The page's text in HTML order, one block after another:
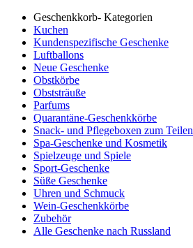
Geschenkkorb- Kategorien
Kuchen
Kundenspezifische Geschenke
Luftballons
Neue Geschenke
Obstkörbe
Obststräuße
Parfums
Quarantäne-Geschenkkörbe
Snack- und Pflegeboxen zum Teilen
Spa-Geschenke und Kosmetik
Spielzeuge und Spiele
Sport-Geschenke
Süße Geschenke
Uhren und Schmuck
Wein-Geschenkkörbe
Zubehör
Alle Geschenke nach Russland